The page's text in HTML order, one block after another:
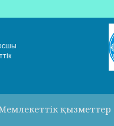
қызметтер